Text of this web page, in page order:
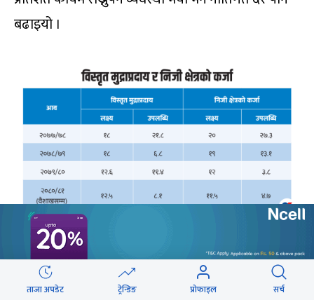
बढाइयो ।
विस्तृत मुद्राप्रदाय १२ प्रतिशत र निजी क्षेत्रको कर्जा १२.६
प्रतिशतभित्र कायम राख्ने मौद्रिक नीतिको लक्ष्य थियो ।
ताजा अपडेट ट्रेन्डिङ प्रोफाइल सर्च